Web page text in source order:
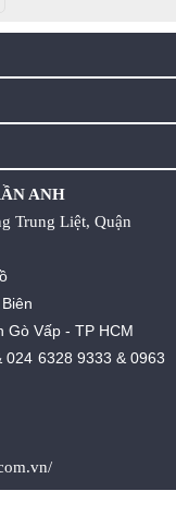
ANH
Trung Liệt, Quận
Gò Vấp - TP HCM
024 6328 9333 &0963